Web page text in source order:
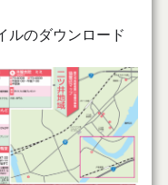
ルのダウンロード